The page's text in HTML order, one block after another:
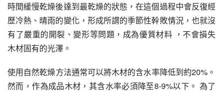
時間緩慢乾燥後達到最乾燥的狀態，在這個過程中會反復經
歷冷熱、晴雨的變化，形成所謂的季節性幹敗情況，也就沒
有了嚴重的開裂、變形等問題，成為優質材料 ，不會損失
木材固有的光澤。
使用自然乾燥方法通常可以將木材的含水率降低到約20%。
然而，作為成品木材，其含水率必須降至8-9%以下。 為了